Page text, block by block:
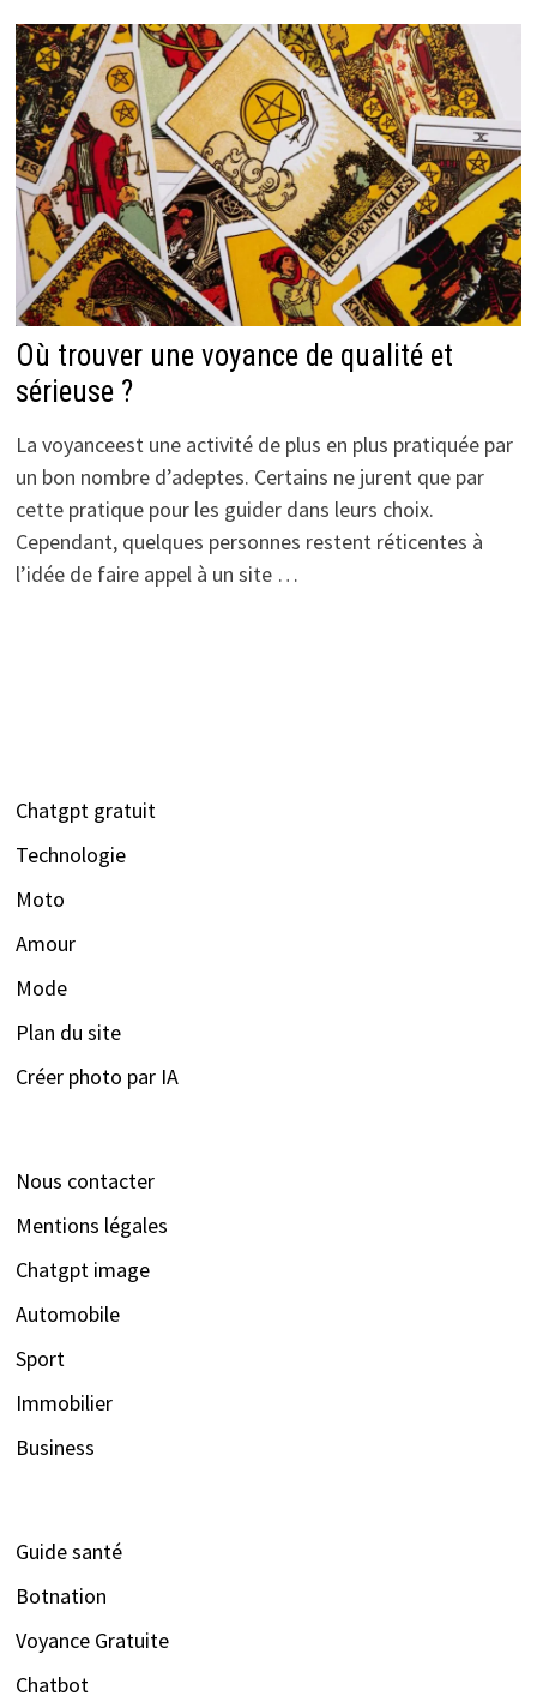
Où trouver une voyance de qualité et
sérieuse ?
La voyanceest une activité de plus en plus pratiquée par
un bon nombre d’adeptes. Certains ne jurent que par
cette pratique pour les guider dans leurs choix.
Cependant, quelques personnes restent réticentes à
l’idée de faire appel à un site …
Chatgpt gratuit
Technologie
Moto
Amour
Mode
Plan du site
Créer photo par IA
Nous contacter
Mentions légales
Chatgpt image
Automobile
Sport
Immobilier
Business
Guide santé
Botnation
Voyance Gratuite
Chatbot